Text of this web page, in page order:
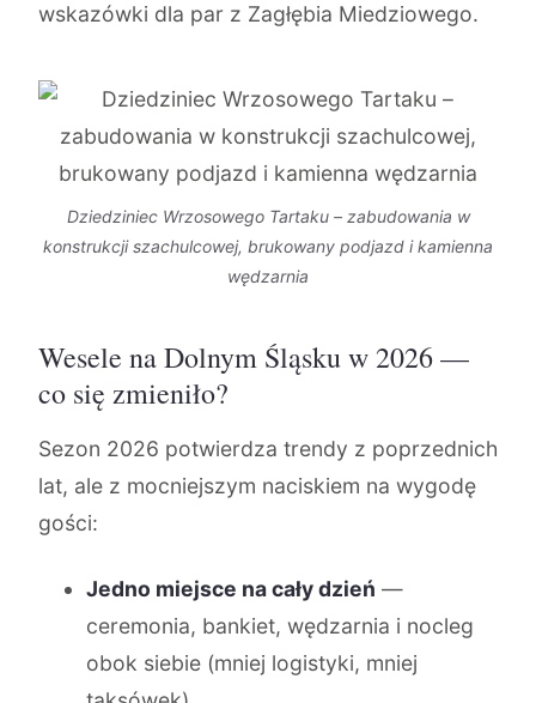
wskazówki dla par z Zagłębia Miedziowego.
Dziedziniec Wrzosowego Tartaku – zabudowania w
konstrukcji szachulcowej, brukowany podjazd i kamienna
wędzarnia
Wesele na Dolnym Śląsku w 2026 —
co się zmieniło?
Sezon 2026 potwierdza trendy z poprzednich
lat, ale z mocniejszym naciskiem na wygodę
gości:
Jedno miejsce na cały dzień —
ceremonia, bankiet, wędzarnia i nocleg
obok siebie (mniej logistyki, mniej